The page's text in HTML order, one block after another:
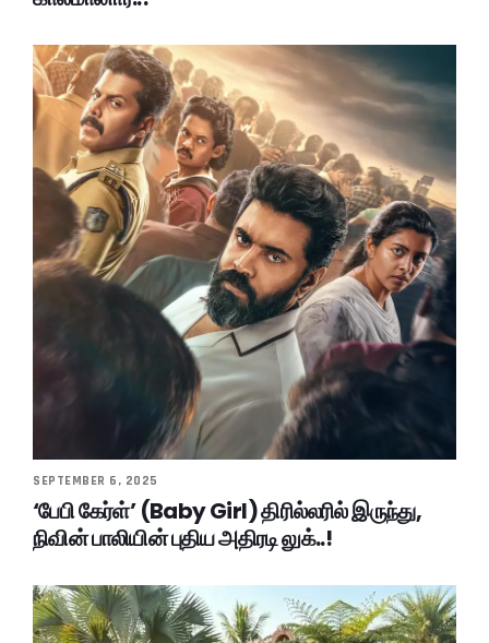
SEPTEMBER 6, 2025
‘பேபி கேர்ள்’ (Baby Girl) திரில்லரில் இருந்து,
நிவின் பாலியின் புதிய அதிரடி லுக்..!